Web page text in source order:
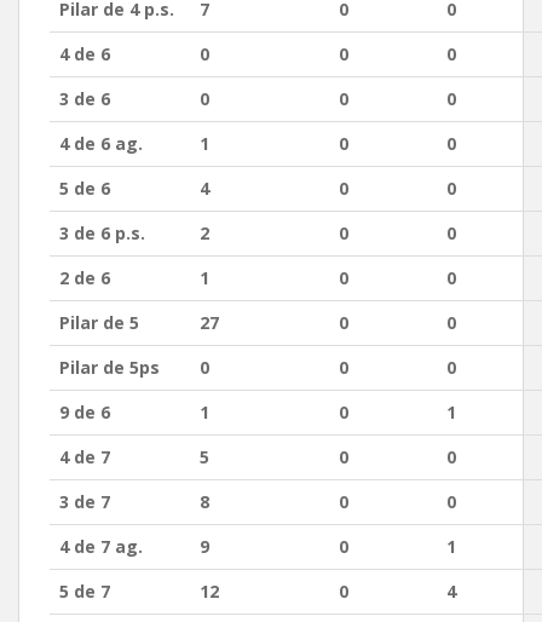
Pilar de 4 p.s.
7 0
0
4 de 6
0 0
0
3 de 6
0 0
0
4 de 6 ag.
1 0
0
5 de 6
4 0
0
3 de 6 p.s.
2 0
0
2 de 6
1 0
0
Pilar de 5
27 0
0
Pilar de 5ps
0 0
0
9 de 6
1 0
1
4 de 7
5 0
0
3 de 7
8 0
0
4 de 7 ag.
9 0
1
5 de 7
12 0
4